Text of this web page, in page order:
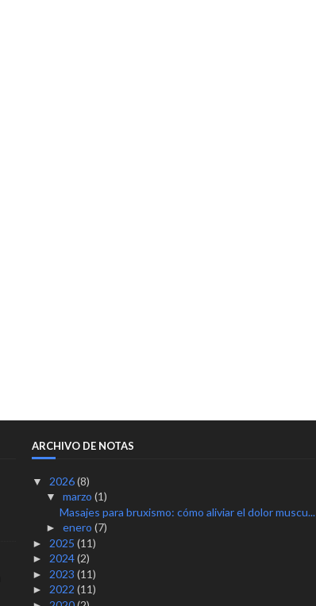
ARCHIVO DE NOTAS
▼ 2026(8)
▼ marzo (1)
Masajes para bruxismo: cómo aliviar el dolor muscu...
► enero (7)
► 2025 (11)
► 2024(2)
► 2023 (11)
► 2022 (11)